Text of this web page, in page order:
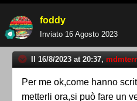
foddy
Inviato 16 Agosto 2023
Il 16/8/2023 at 20:37,
Per me ok,come hanno
metterli ora,si può fare un